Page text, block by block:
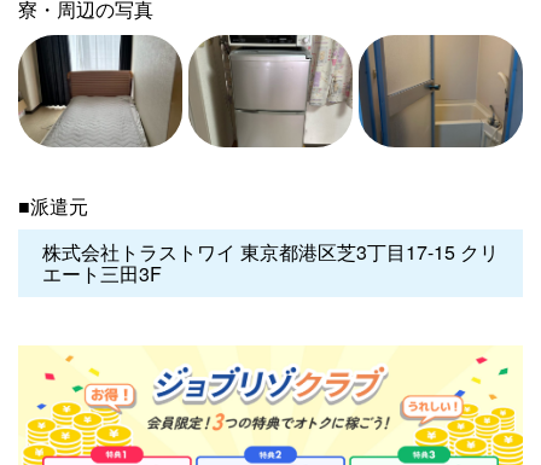
寮・周辺の写真
■派遣元
株式会社トラストワイ 東京都港区芝3丁目17-15 クリ
エート三田3F